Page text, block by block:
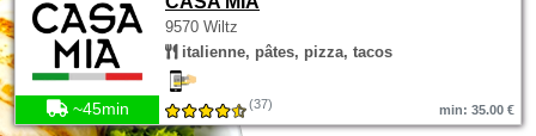
9570 Wiltz
italienne, pâtes, pizza, tacos
~45min (37) min: 35.00 €